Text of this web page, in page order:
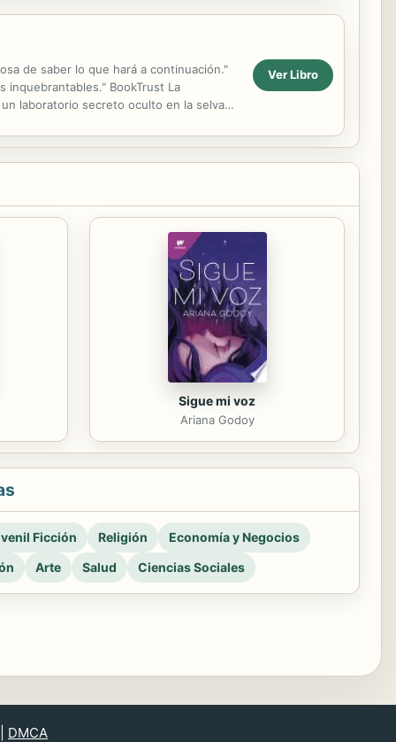
de saber lo que hará a continuación."
inquebrantables." BookTrust La
laboratorio secreto oculto en la selva
Ver Libro
Sigue mi voz
Ariana Godoy
Ficción Religión
Economía y Negocios
Arte Salud Ciencias Sociales
DMCA